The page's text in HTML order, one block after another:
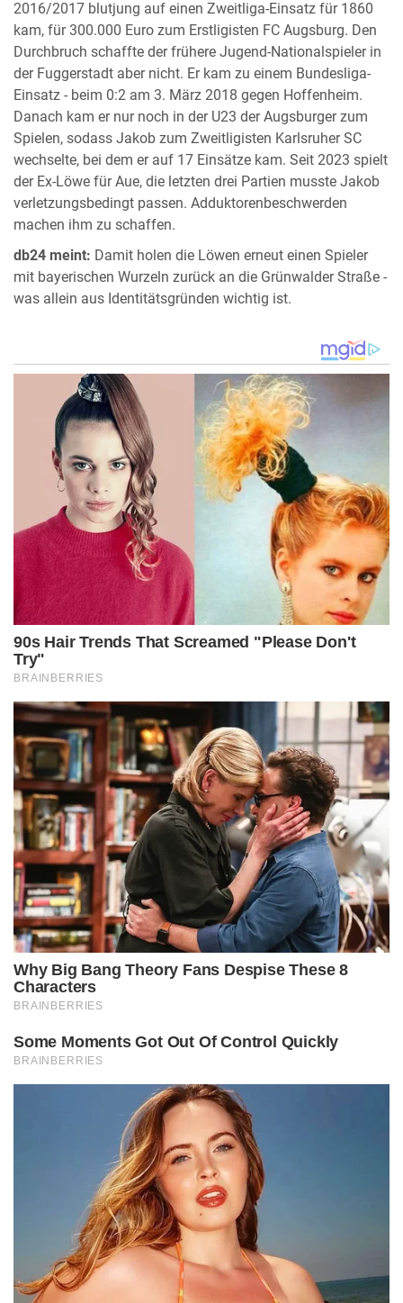
2016/2017 blutjung auf einen Zweitliga-Einsatz für 1860
kam, für 300.000 Euro zum Erstligisten FC Augsburg. Den
Durchbruch schaffte der frühere Jugend-Nationalspieler in
der Fuggerstadt aber nicht. Er kam zu einem Bundesliga-
Einsatz - beim 0:2 am 3. März 2018 gegen Hoffenheim.
Danach kam er nur noch in der U23 der Augsburger zum
Spielen, sodass Jakob zum Zweitligisten Karlsruher SC
wechselte, bei dem er auf 17 Einsätze kam. Seit 2023 spielt
der Ex-Löwe für Aue, die letzten drei Partien musste Jakob
verletzungsbedingt passen. Adduktorenbeschwerden
machen ihm zu schaffen.
db24 meint: Damit holen die Löwen erneut einen Spieler
mit bayerischen Wurzeln zurück an die Grünwalder Straße -
was allein aus Identitätsgründen wichtig ist.